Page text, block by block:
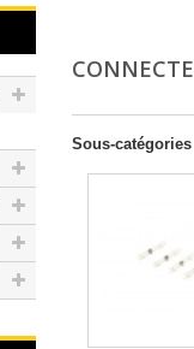
Sous-catégories